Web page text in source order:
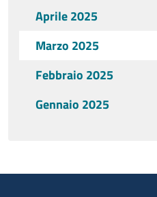
Aprile 2025
Marzo 2025
Febbraio 2025
Gennaio 2025